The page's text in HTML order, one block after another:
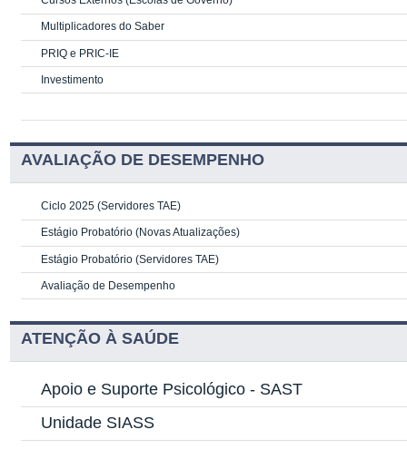
Multiplicadores do Saber
PRIQ e PRIC-IE
Investimento
AVALIAÇÃO DE DESEMPENHO
Ciclo 2025 (Servidores TAE)
Estágio Probatório (Novas Atualizações)
Estágio Probatório (Servidores TAE)
Avaliação de Desempenho
ATENÇÃO À SAÚDE
Apoio e Suporte Psicológico - SAST
Unidade SIASS